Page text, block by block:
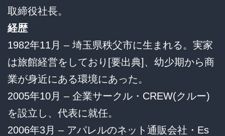
取締役社長。
経歴
1982年11月 – 埼玉県秩父市に生まれる。実家
は旅館経営をしており[要出典]、幼少期から商
業が身近にある環境にあった。
2005年10月 – 企業サークル・CREW(クルー)
を設立し、代表に就任。
2006年3月 – アパレルのネット通販会社・Es